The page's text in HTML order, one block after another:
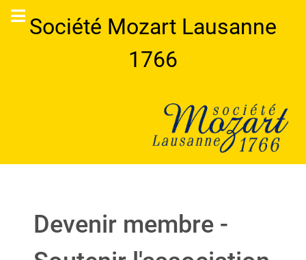
Société Mozart Lausanne
1766
Devenir membre -